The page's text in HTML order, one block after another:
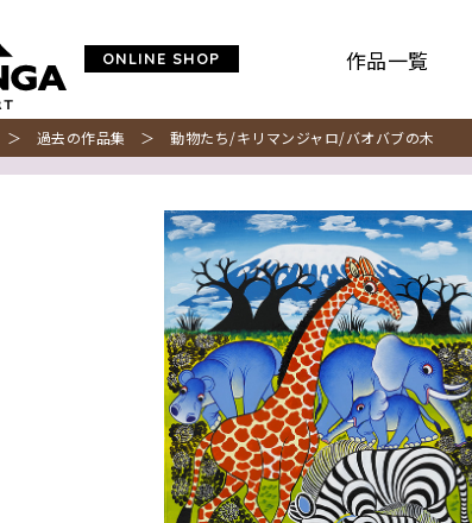
ONLINE SHOP 作品一覧
＞ 過去の作品集 ＞ 動物たち/キリマンジャロ/バオバブの木